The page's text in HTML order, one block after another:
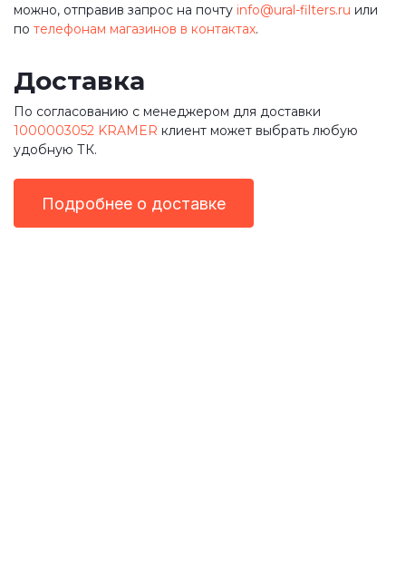
можно, отправив запрос на почту info@ural-filters.ru или
по телефонам магазинов в контактах.
Доставка
По согласованию с менеджером для доставки
1000003052 KRAMER клиент может выбрать любую
удобную ТК.
Подробнее о доставке